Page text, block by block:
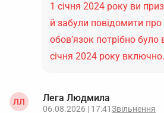
1 січня 2024 року ви
й забули повідомити
обов’язок потрібно
січня 2024 року
ЛЛ Лега Людмила
06.08.2026 | 17:41Звільнення